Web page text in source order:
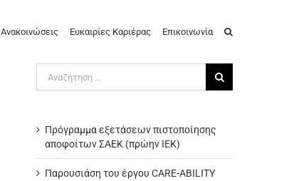
Ανακοινώσεις Ευκαιρίες Καριέρας Επικοινωνία
για:
Πρόγραμμα εξετάσεων πιστοποίησης
αποφοίτων ΣΑΕΚ (πρώην ΙΕΚ)
Παρουσιάση του έργου CARE-ABILITY